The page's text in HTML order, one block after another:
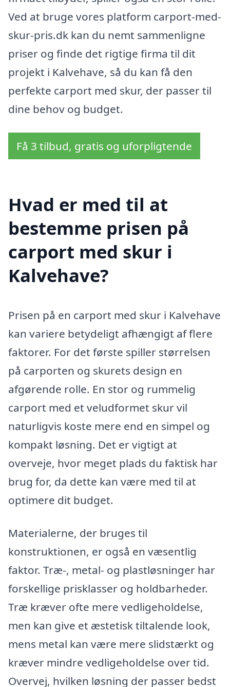
Ved at bruge vores platform carport-med-
skur-pris.dk kan du nemt sammenligne
priser og finde det rigtige firma til dit
projekt i Kalvehave, så du kan få den
perfekte carport med skur, der passer til
dine behov og budget.
Få 3 tilbud, gratis og uforpligtende
Hvad er med til at
bestemme prisen på
carport med skur i
Kalvehave?
Prisen på en carport med skur i Kalvehave
kan variere betydeligt afhængigt af flere
faktorer. For det første spiller størrelsen
på carporten og skurets design en
afgørende rolle. En stor og rummelig
carport med et veludformet skur vil
naturligvis koste mere end en simpel og
kompakt løsning. Det er vigtigt at
overveje, hvor meget plads du faktisk har
brug for, da dette kan være med til at
optimere dit budget.
Materialerne, der bruges til
konstruktionen, er også en væsentlig
faktor. Træ-, metal- og plastløsninger har
forskellige prisklasser og holdbarheder.
Træ kræver ofte mere vedligeholdelse,
men kan give et æstetisk tiltalende look,
mens metal kan være mere slidstærkt og
kræver mindre vedligeholdelse over tid.
Overvej, hvilken løsning der passer bedst